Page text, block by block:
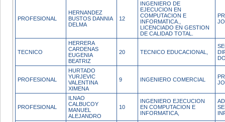
PROFESIONAL
HERNANDEZ
BUSTOS DANNIA
DELMA
12
INGENIERO DE
EJECUCION EN
COMPUTACION E
INFORMATICA.,
LICENCIADO EN GESTION
DE CALIDAD TOTAL.
TECNICO
HERRERA
CARDENAS
EUGENIA
BEATRIZ
20 TECNICO EDUCACIONAL,
PROFESIONAL
HURTADO
YURJEVIC
VALENTINA
XIMENA
9 INGENIERO COMERCIAL
PROFESIONAL
ILNAO
CALBUCOY
MANUEL
ALEJANDRO
10
INGENIERO EJECUCION
EN COMPUTACION E
INFORMATICA,